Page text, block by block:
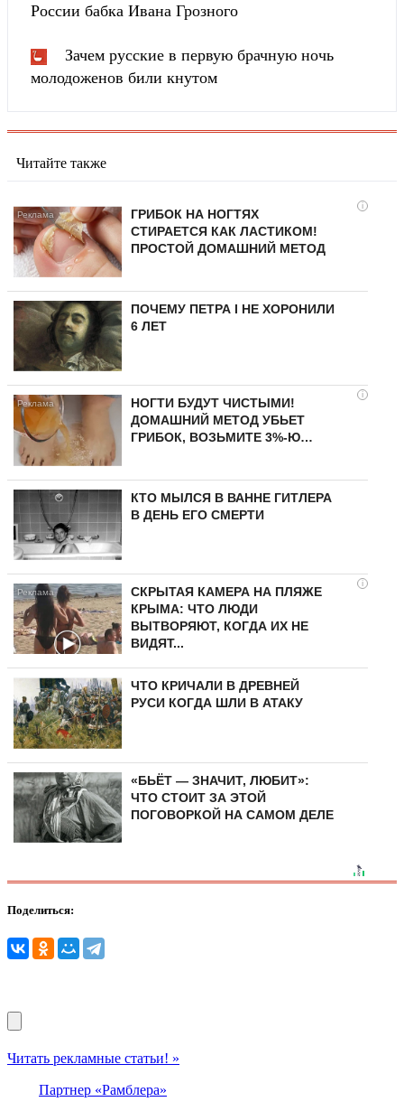
России бабка Ивана Грозного
Зачем русские в первую брачную ночь
молодоженов били кнутом
Читайте также
i
ГРИБОК НА НОГТЯХ
СТИРАЕТСЯ КАК ЛАСТИКОМ!
ПРОСТОЙ ДОМАШНИЙ МЕТОД
ПОЧЕМУ ПЕТРА I НЕ ХОРОНИЛИ
6 ЛЕТ
i
НОГТИ БУДУТ ЧИСТЫМИ!
ДОМАШНИЙ МЕТОД УБЬЕТ
ГРИБОК, ВОЗЬМИТЕ 3%-Ю…
КТО МЫЛСЯ В ВАННЕ ГИТЛЕРА
В ДЕНЬ ЕГО СМЕРТИ
i
СКРЫТАЯ КАМЕРА НА ПЛЯЖЕ
КРЫМА: ЧТО ЛЮДИ
ВЫТВОРЯЮТ, КОГДА ИХ НЕ
ВИДЯТ...
ЧТО КРИЧАЛИ В ДРЕВНЕЙ
РУСИ КОГДА ШЛИ В АТАКУ
«БЬЁТ — ЗНАЧИТ, ЛЮБИТ»:
ЧТО СТОИТ ЗА ЭТОЙ
ПОГОВОРКОЙ НА САМОМ ДЕЛЕ
Поделиться:
Читать рекламные статьи! »
Партнер «Рамблера»